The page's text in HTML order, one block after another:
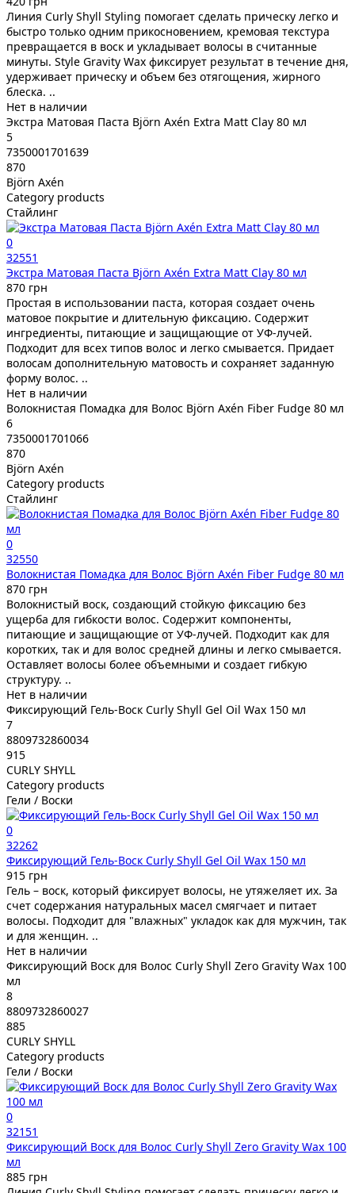
Линия Curly Shyll Styling помогает сделать прическу легко и
быстро только одним прикосновением, кремовая текстура
превращается в воск и укладывает волосы в считанные
минуты. Style Gravity Wax фиксирует результат в течение дня,
удерживает прическу и объем без отягощения, жирного
блеска. ..
Нет в наличии
Экстра Матовая Паста Björn Axén Extra Matt Clay 80 мл
5
7350001701639
870
Björn Axén
Category products
Стайлинг
0
32551
Экстра Матовая Паста Björn Axén Extra Matt Clay 80 мл
870 грн
Простая в использовании паста, которая создает очень
матовое покрытие и длительную фиксацию. Содержит
ингредиенты, питающие и защищающие от УФ-лучей.
Подходит для всех типов волос и легко смывается. Придает
волосам дополнительную матовость и сохраняет заданную
форму волос. ..
Нет в наличии
Волокнистая Помадка для Волос Björn Axén Fiber Fudge 80 мл
6
7350001701066
870
Björn Axén
Category products
Стайлинг
0
32550
Волокнистая Помадка для Волос Björn Axén Fiber Fudge 80 мл
870 грн
Волокнистый воск, создающий стойкую фиксацию без
ущерба для гибкости волос. Содержит компоненты,
питающие и защищающие от УФ-лучей. Подходит как для
коротких, так и для волос средней длины и легко смывается.
Оставляет волосы более объемными и создает гибкую
структуру. ..
Нет в наличии
Фиксирующий Гель-Воск Curly Shyll Gel Oil Wax 150 мл
7
8809732860034
915
CURLY SHYLL
Category products
Гели / Воски
0
32262
Фиксирующий Гель-Воск Curly Shyll Gel Oil Wax 150 мл
915 грн
Гель – воск, который фиксирует волосы, не утяжеляет их. За
счет содержания натуральных масел смягчает и питает
волосы. Подходит для "влажных" укладок как для мужчин, так
и для женщин. ..
Нет в наличии
Фиксирующий Воск для Волос Curly Shyll Zero Gravity Wax 100
мл
8
8809732860027
885
CURLY SHYLL
Category products
Гели / Воски
0
32151
Фиксирующий Воск для Волос Curly Shyll Zero Gravity Wax 100
мл
885 грн